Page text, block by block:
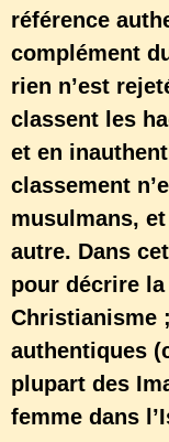
référence
complément
rien n’est
classent les
et en
classement
musulmans,
autre. Dans
pour décrire
Christianisme
authentiques
plupart des
femme dans